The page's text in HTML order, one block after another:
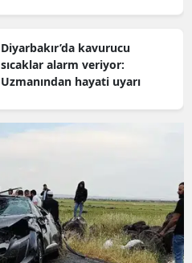
Diyarbakır’da kavurucu
sıcaklar alarm veriyor:
Uzmanından hayati uyarı